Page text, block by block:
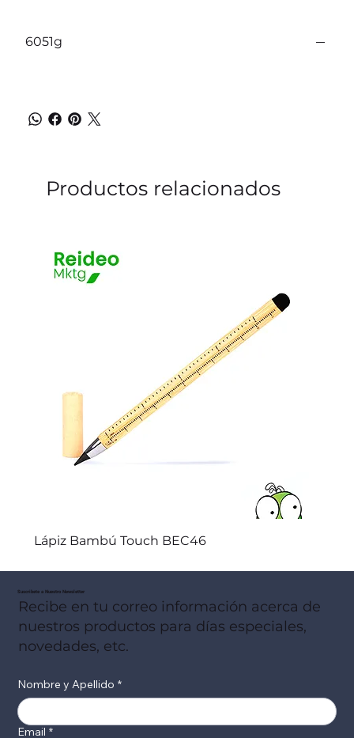
6051g
Productos relacionados
Lápiz Bambú Touch BEC46
Suscribete a Nuestro Newsletter
Recibe en tu correo información acerca de
nuestros productos para días especiales,
novedades, etc.
Nombre y Apellido *
Email *